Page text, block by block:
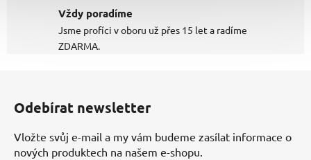
Vždy poradíme
Jsme profíci v oboru už přes 15 let a radíme
ZDARMA.
Odebírat newsletter
Vložte svůj e-mail a my vám budeme zasílat informace o
nových produktech na našem e-shopu.